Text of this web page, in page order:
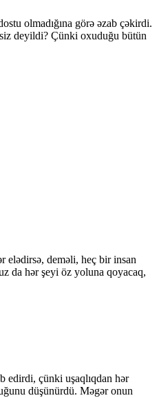
olmadığına görə əzab çəkirdi.
deyildi? Çünki oxuduğu bütün
elədirsə, deməli, heç bir insan
da hər şeyi öz yoluna qoyacaq,
edirdi, çünki uşaqlıqdan hər
düşünürdü. Məgər onun